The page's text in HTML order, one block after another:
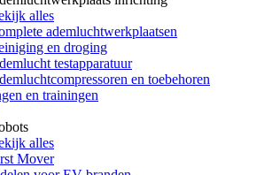
alles
ademluchtwerkplaatsen
en droging
testapparatuur
en toebehoren
en trainingen
alles
Mover